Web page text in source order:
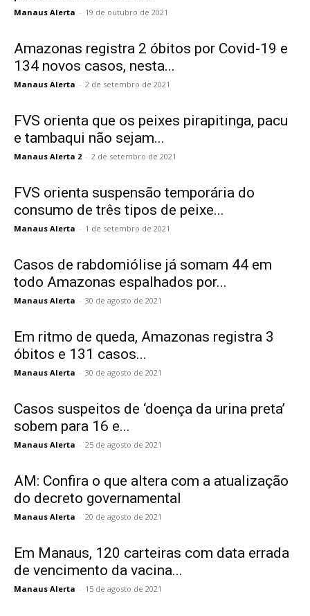
Manaus Alerta - 19 de outubro de 2021
Amazonas registra 2 óbitos por Covid-19 e
134 novos casos, nesta...
Manaus Alerta - 2 de setembro de 2021
FVS orienta que os peixes pirapitinga, pacu
e tambaqui não sejam...
Manaus Alerta 2 - 2 de setembro de 2021
FVS orienta suspensão temporária do
consumo de três tipos de peixe...
Manaus Alerta - 1 de setembro de 2021
Casos de rabdomiólise já somam 44 em
todo Amazonas espalhados por...
Manaus Alerta - 30 de agosto de 2021
Em ritmo de queda, Amazonas registra 3
óbitos e 131 casos...
Manaus Alerta - 30 de agosto de 2021
Casos suspeitos de ‘doença da urina preta’
sobem para 16 e...
Manaus Alerta - 25 de agosto de 2021
AM: Confira o que altera com a atualização
do decreto governamental
Manaus Alerta - 20 de agosto de 2021
Em Manaus, 120 carteiras com data errada
de vencimento da vacina...
Manaus Alerta - 15 de agosto de 2021